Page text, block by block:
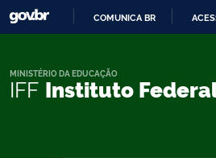
COMUNICA BR
IFF Instituto
MINISTÉRIO DA EDUCAÇÃO